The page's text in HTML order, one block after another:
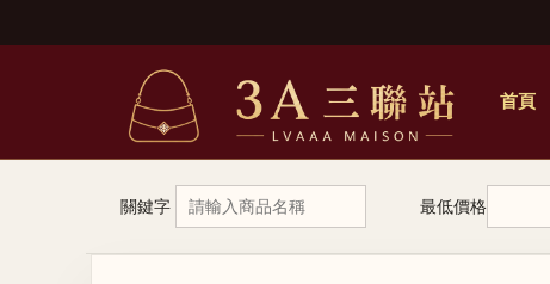
首頁
關鍵字 最低價格